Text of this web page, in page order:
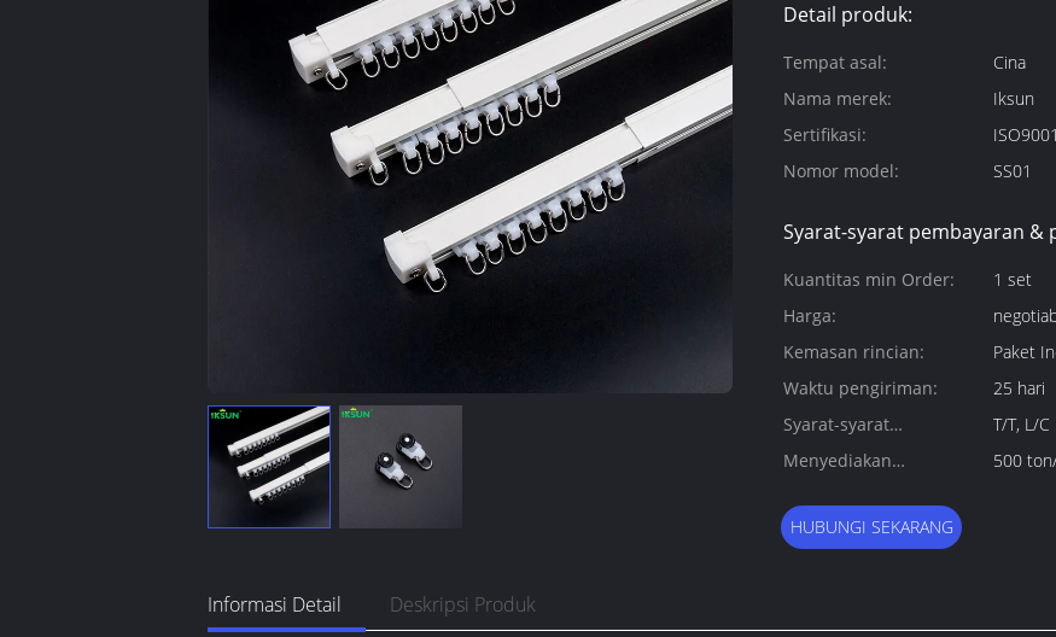
Detail produk:
Tempat asal:
Cina
Nama merek:
Iksun
Sertifikasi:
ISO9001
Nomor model:
SS01
Syarat-syarat pembayaran &
Kuantitas min Order:
1 set
Harga:
Kemasan rincian:
Paket
Waktu pengiriman:
25 hari
Syarat-syarat
pembayaran:
T/T, L/C
Menyediakan
500
HUBUNGI SEKARANG
Informasi Detail Deskripsi Produk